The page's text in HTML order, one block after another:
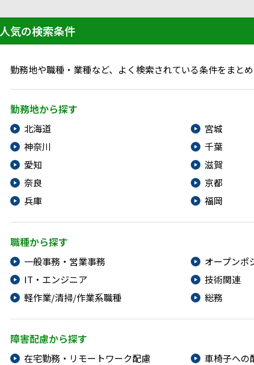
人気の検索条件
勤務地や職種・業種など、よく検索されている条件をまとめ
勤務地から探す
北海道 宮城
神奈川
千葉
愛知
滋賀
奈良
京都
兵庫
福岡
職種から探す
一般事務・営業事務 オープンポ
IT・エンジニア
技術関連
軽作業/清掃/作業系職種
総務
障害配慮から探す
在宅勤務・リモートワーク配慮 車椅子への